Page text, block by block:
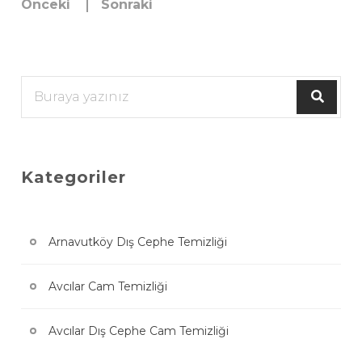
Önceki Sonraki
Kategoriler
Arnavutköy Dış Cephe Temizliği
Avcılar Cam Temizliği
Avcılar Dış Cephe Cam Temizliği